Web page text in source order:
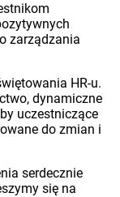
zarządzania
HR-u.
dynamiczne
uczestniczące
do zmian i
serdecznie
się na